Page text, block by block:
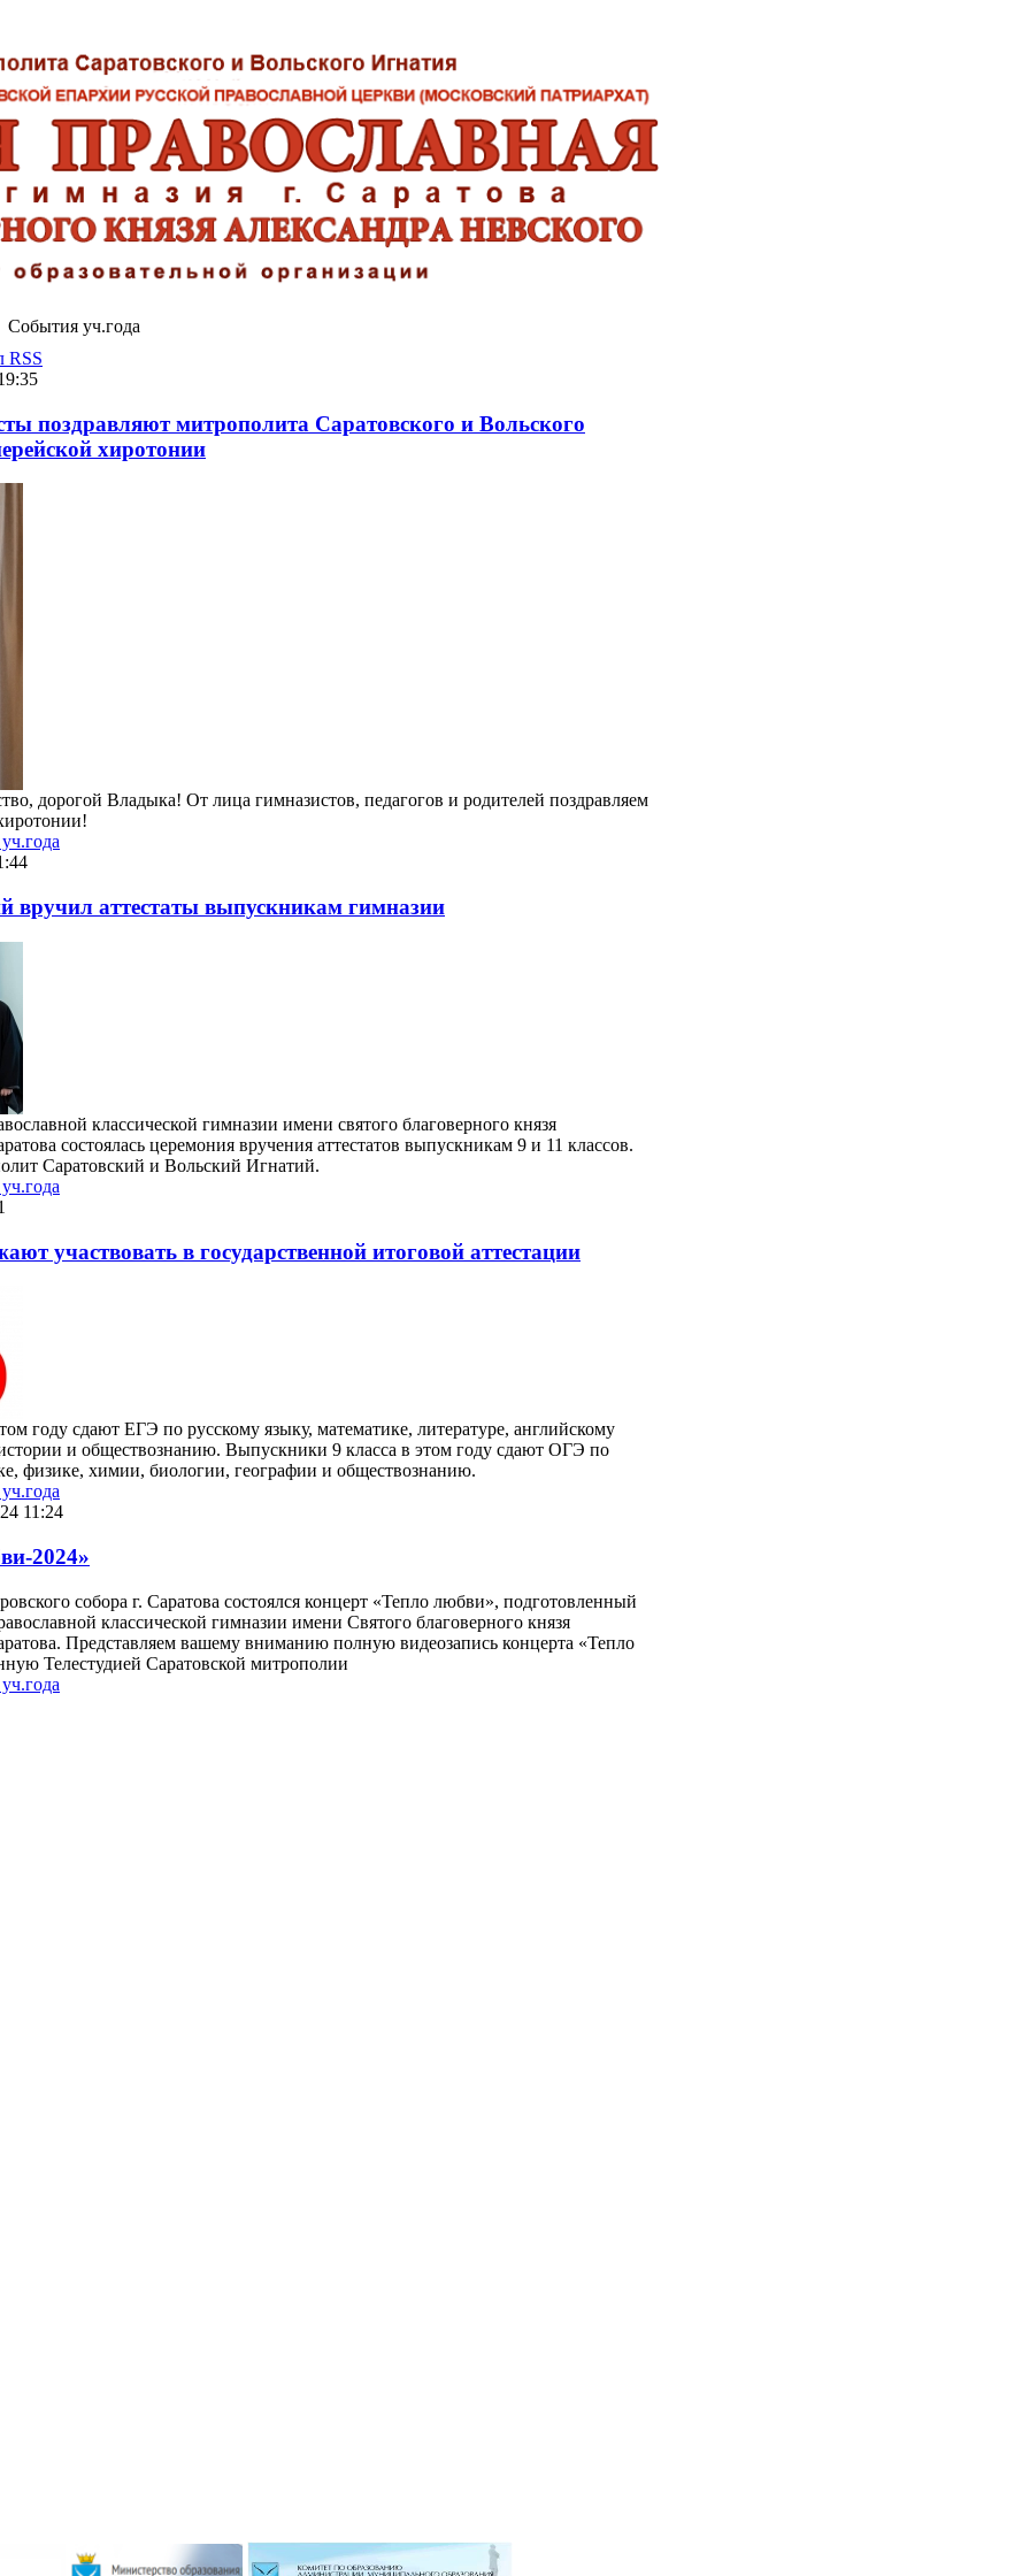
События уч.года
RSS
поздравляют митрополита Саратовского и Вольского
хиротонии
дорогой Владыка! От лица гимназистов, педагогов и родителей поздравляем
вручил аттестаты выпускникам гимназии
классической гимназии имени святого благоверного князя
состоялась церемония вручения аттестатов выпускникам 9 и 11 классов.
Саратовский и Вольский Игнатий.
участвовать в государственной итоговой аттестации
году сдают ЕГЭ по русскому языку, математике, литературе, английскому
и обществознанию. Выпускники 9 класса в этом году сдают ОГЭ по
физике, химии, биологии, географии и обществознанию.
11:24
2024»
собора г. Саратова состоялся концерт «Тепло любви», подготовленный
классической гимназии имени Святого благоверного князя
Представляем вашему вниманию полную видеозапись концерта «Тепло
Телестудией Саратовской митрополии